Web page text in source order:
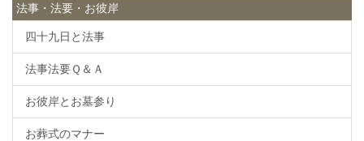
法事・法要・お彼岸
四十九日と法事
法事法要Ｑ＆Ａ
お彼岸とお墓参り
お葬式のマナー